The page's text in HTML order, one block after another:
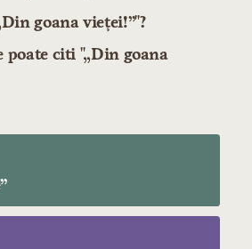
goana vieţei!”"?
poate citi "„Din goana